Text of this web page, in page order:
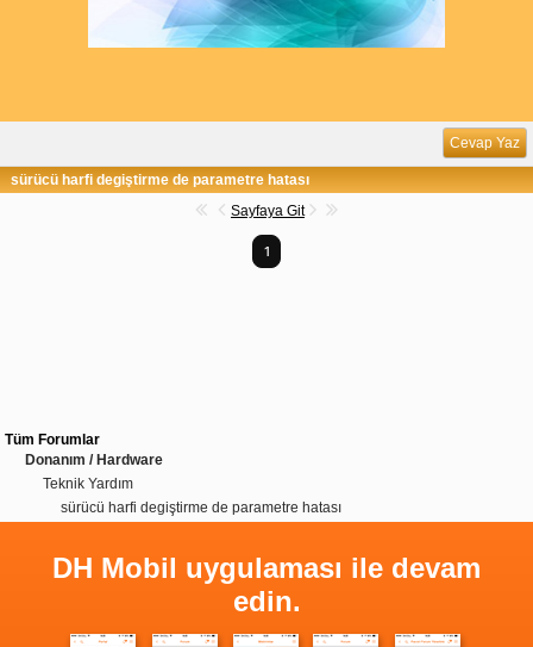
Cevap Yaz
sürücü harfi degiştirme de parametre hatası
Sayfaya Git
1
Tüm Forumlar
Donanım / Hardware
Teknik Yardım
sürücü harfi degiştirme de parametre hatası
DH Mobil uygulaması ile devam
edin.